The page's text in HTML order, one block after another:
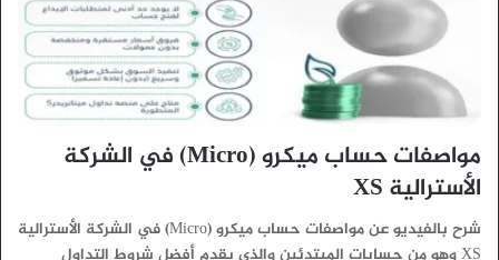
مواصفات حساب ميكرو (Micro) في الشركة
الأسترالية XS
شرح بالفيديو عن مواصفات حساب ميكرو (Micro) في الشركة الأسترالية